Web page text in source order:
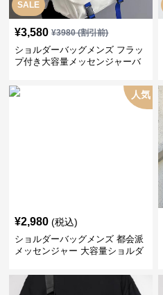
SALE
¥3,580 ¥3980(割引前)
ショルダーバッグメンズ フラッ
プ付き大容量メッセンジャーバ
人気
¥2,980 (税込)
ショルダーバッグメンズ 都会派
メッセンジャー 大容量ショルダ